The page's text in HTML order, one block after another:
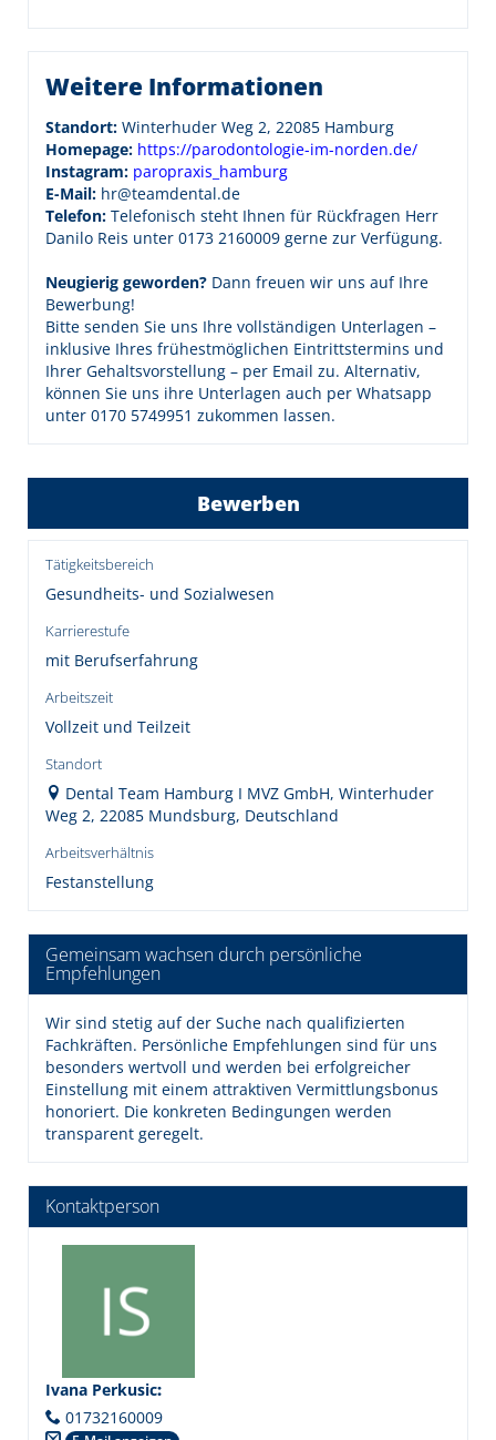
Weitere Informationen
Standort: Winterhuder Weg 2, 22085 Hamburg
Homepage: https://parodontologie-im-norden.de/
Instagram: paropraxis_hamburg
E-Mail: hr@teamdental.de
Telefon: Telefonisch steht Ihnen für Rückfragen Herr
Danilo Reis unter 0173 2160009 gerne zur Verfügung.
Neugierig geworden? Dann freuen wir uns auf Ihre
Bewerbung!
Bitte senden Sie uns Ihre vollständigen Unterlagen –
inklusive Ihres frühestmöglichen Eintrittstermins und
Ihrer Gehaltsvorstellung – per Email zu. Alternativ,
können Sie uns ihre Unterlagen auch per Whatsapp
unter 0170 5749951 zukommen lassen.
Bewerben
Tätigkeitsbereich
Gesundheits- und Sozialwesen
Karrierestufe
mit Berufserfahrung
Arbeitszeit
Vollzeit und Teilzeit
Standort
Dental Team Hamburg I MVZ GmbH, Winterhuder
Weg 2, 22085 Mundsburg, Deutschland
Arbeitsverhältnis
Festanstellung
Gemeinsam wachsen durch persönliche
Empfehlungen
Wir sind stetig auf der Suche nach qualifizierten
Fachkräften. Persönliche Empfehlungen sind für uns
besonders wertvoll und werden bei erfolgreicher
Einstellung mit einem attraktiven Vermittlungsbonus
honoriert. Die konkreten Bedingungen werden
transparent geregelt.
Kontaktperson
Ivana Perkusic:
01732160009